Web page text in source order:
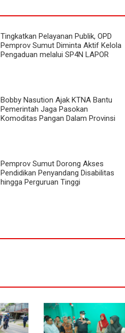
Tingkatkan Pelayanan Publik, OPD
Pemprov Sumut Diminta Aktif Kelola
Pengaduan melalui SP4N LAPOR
Bobby Nasution Ajak KTNA Bantu
Pemerintah Jaga Pasokan
Komoditas Pangan Dalam Provinsi
Pemprov Sumut Dorong Akses
Pendidikan Penyandang Disabilitas
hingga Perguruan Tinggi